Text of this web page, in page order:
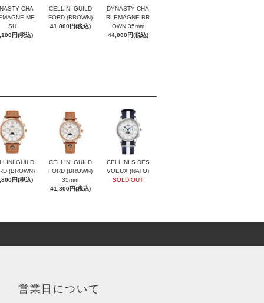
CHA
ME
SH
円(税込)
CELLINI GUILD
FORD (BROWN)
41,800円(税込)
DYNASTY CHA
RLEMAGNE BR
OWN 35mm
44,000円(税込)
GUILD
(BROWN)
円(税込)
CELLINI GUILD
FORD (BROWN)
35mm
41,800円(税込)
CELLINI S DES
VOEUX (NATO)
SOLD OUT
営業日について